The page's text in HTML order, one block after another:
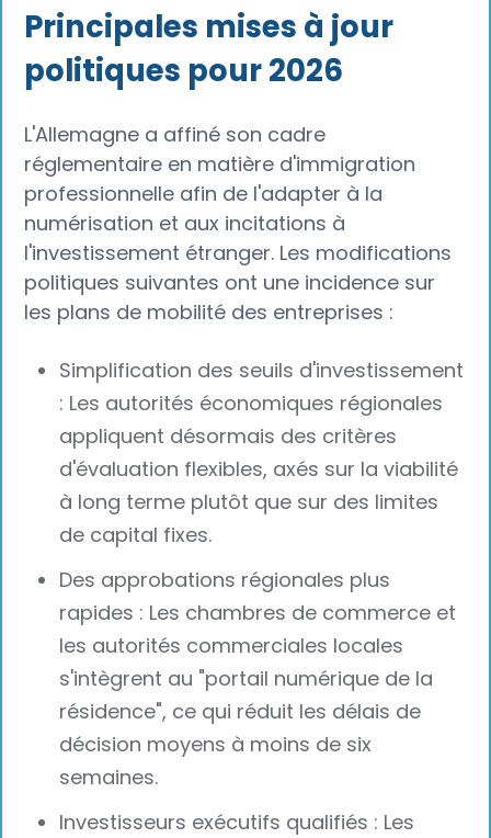
Principales mises à jour
politiques pour 2026
L'Allemagne a affiné son cadre
réglementaire en matière d'immigration
professionnelle afin de l'adapter à la
numérisation et aux incitations à
l'investissement étranger. Les modifications
politiques suivantes ont une incidence sur
les plans de mobilité des entreprises :
Simplification des seuils d'investissement
: Les autorités économiques régionales
appliquent désormais des critères
d'évaluation flexibles, axés sur la viabilité
à long terme plutôt que sur des limites
de capital fixes.
Des approbations régionales plus
rapides : Les chambres de commerce et
les autorités commerciales locales
s'intègrent au "portail numérique de la
résidence", ce qui réduit les délais de
décision moyens à moins de six
semaines.
Investisseurs exécutifs qualifiés : Les